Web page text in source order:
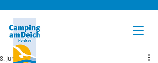
8. Juni 2022